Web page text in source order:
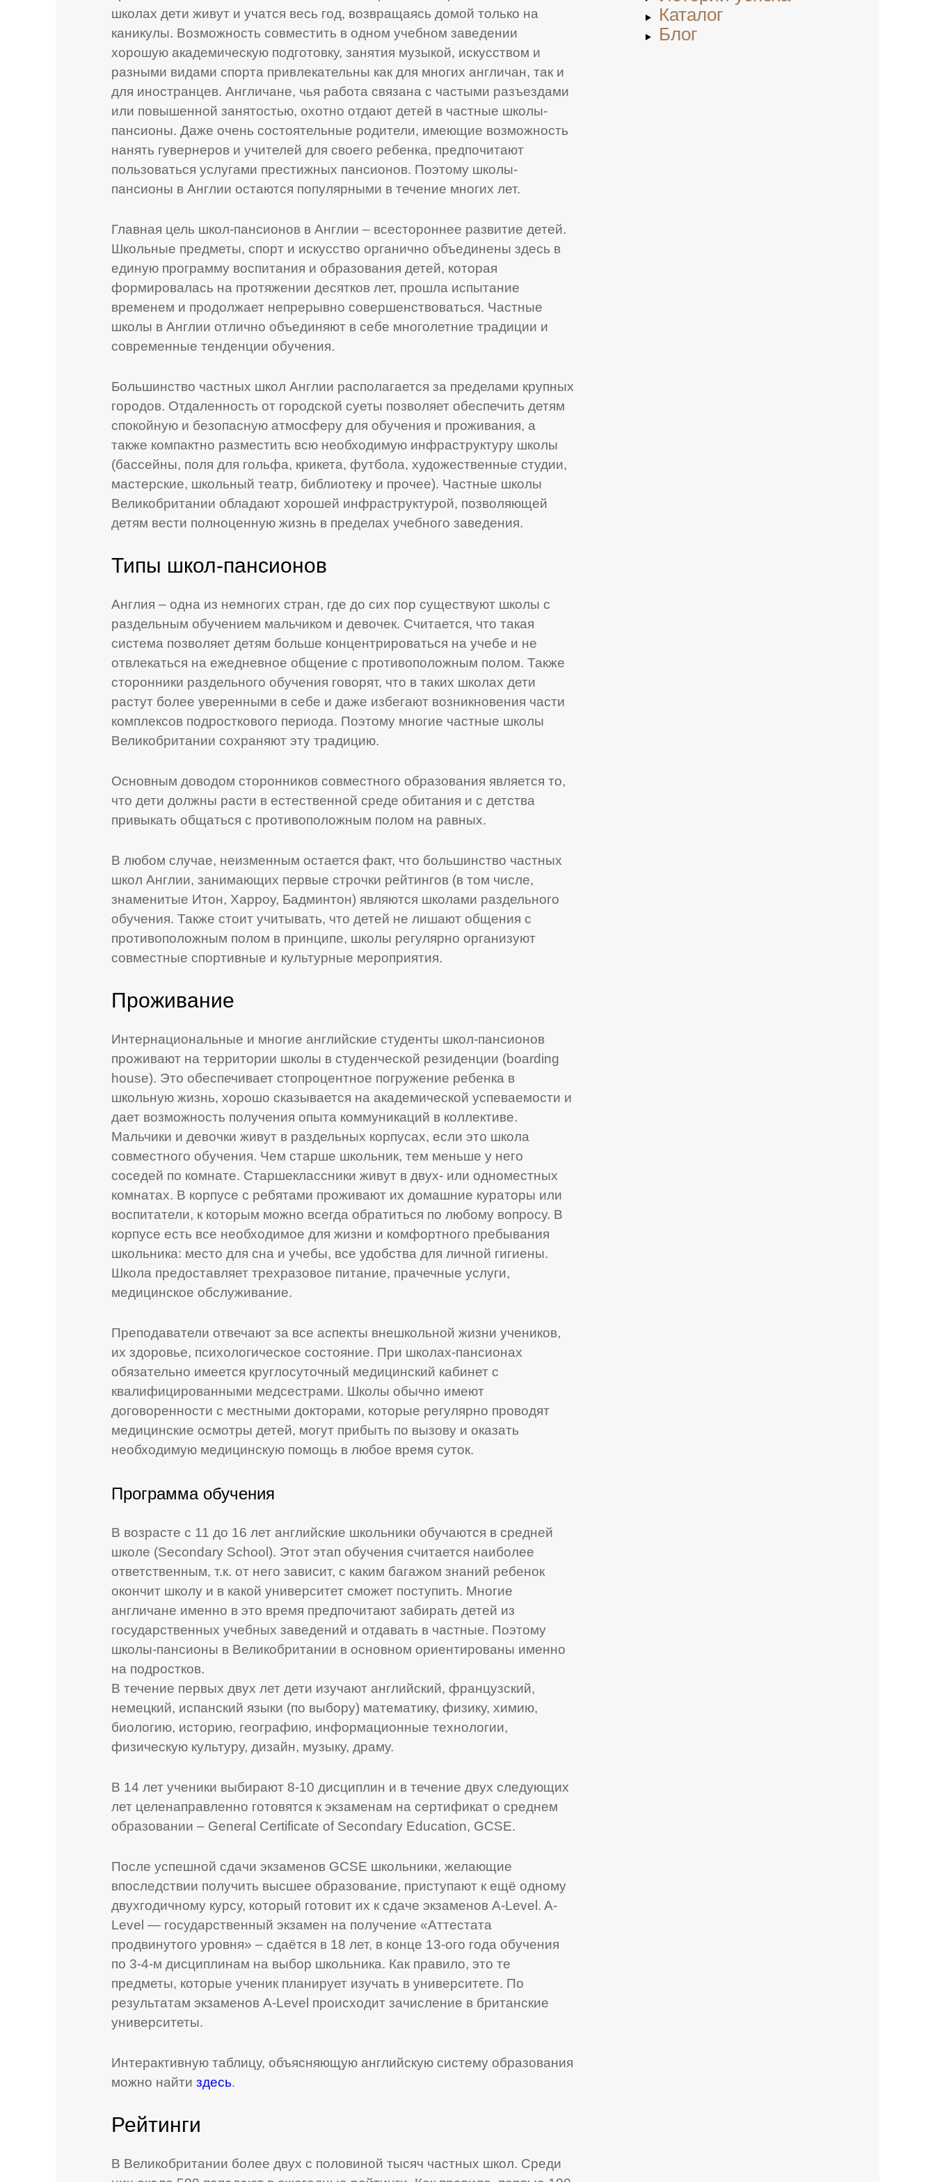
школах дети живут и учатся весь год, возвращаясь домой только на
каникулы. Возможность совместить в одном учебном заведении
хорошую академическую подготовку, занятия музыкой, искусством и
разными видами спорта привлекательны как для многих англичан, так и
для иностранцев. Англичане, чья работа связана с частыми разъездами
или повышенной занятостью, охотно отдают детей в частные школы-
пансионы. Даже очень состоятельные родители, имеющие возможность
нанять гувернеров и учителей для своего ребенка, предпочитают
пользоваться услугами престижных пансионов. Поэтому школы-
пансионы в Англии остаются популярными в течение многих лет.
Главная цель школ-пансионов в Англии – всестороннее развитие детей.
Школьные предметы, спорт и искусство органично объединены здесь в
единую программу воспитания и образования детей, которая
формировалась на протяжении десятков лет, прошла испытание
временем и продолжает непрерывно совершенствоваться. Частные
школы в Англии отлично объединяют в себе многолетние традиции и
современные тенденции обучения.
Большинство частных школ Англии располагается за пределами крупных
городов. Отдаленность от городской суеты позволяет обеспечить детям
спокойную и безопасную атмосферу для обучения и проживания, а
также компактно разместить всю необходимую инфраструктуру школы
(бассейны, поля для гольфа, крикета, футбола, художественные студии,
мастерские, школьный театр, библиотеку и прочее). Частные школы
Великобритании обладают хорошей инфраструктурой, позволяющей
детям вести полноценную жизнь в пределах учебного заведения.
Типы школ-пансионов
Англия – одна из немногих стран, где до сих пор существуют школы с
раздельным обучением мальчиком и девочек. Считается, что такая
система позволяет детям больше концентрироваться на учебе и не
отвлекаться на ежедневное общение с противоположным полом. Также
сторонники раздельного обучения говорят, что в таких школах дети
растут более уверенными в себе и даже избегают возникновения части
комплексов подросткового периода. Поэтому многие частные школы
Великобритании сохраняют эту традицию.
Основным доводом сторонников совместного образования является то,
что дети должны расти в естественной среде обитания и с детства
привыкать общаться с противоположным полом на равных.
В любом случае, неизменным остается факт, что большинство частных
школ Англии, занимающих первые строчки рейтингов (в том числе,
знаменитые Итон, Харроу, Бадминтон) являются школами раздельного
обучения. Также стоит учитывать, что детей не лишают общения с
противоположным полом в принципе, школы регулярно организуют
совместные спортивные и культурные мероприятия.
Проживание
Интернациональные и многие английские студенты школ-пансионов
проживают на территории школы в студенческой резиденции (boarding
house). Это обеспечивает стопроцентное погружение ребенка в
школьную жизнь, хорошо сказывается на академической успеваемости и
дает возможность получения опыта коммуникаций в коллективе.
Мальчики и девочки живут в раздельных корпусах, если это школа
совместного обучения. Чем старше школьник, тем меньше у него
соседей по комнате. Старшеклассники живут в двух- или одноместных
комнатах. В корпусе с ребятами проживают их домашние кураторы или
воспитатели, к которым можно всегда обратиться по любому вопросу. В
корпусе есть все необходимое для жизни и комфортного пребывания
школьника: место для сна и учебы, все удобства для личной гигиены.
Школа предоставляет трехразовое питание, прачечные услуги,
медицинское обслуживание.
Преподаватели отвечают за все аспекты внешкольной жизни учеников,
их здоровье, психологическое состояние. При школах-пансионах
обязательно имеется круглосуточный медицинский кабинет с
квалифицированными медсестрами. Школы обычно имеют
договоренности с местными докторами, которые регулярно проводят
медицинские осмотры детей, могут прибыть по вызову и оказать
необходимую медицинскую помощь в любое время суток.
Программа обучения
В возрасте с 11 до 16 лет английские школьники обучаются в средней
школе (Seсоndary School). Этот этап обучения считается наиболее
ответственным, т.к. от него зависит, с каким багажом знаний ребенок
окончит школу и в какой университет сможет поступить. Многие
англичане именно в это время предпочитают забирать детей из
государственных учебных заведений и отдавать в частные. Поэтому
школы-пансионы в Великобритании в основном ориентированы именно
на подростков.
В течение первых двух лет дети изучают английский, французский,
немецкий, испанский языки (по выбору) математику, физику, химию,
биологию, историю, географию, информационные технологии,
физическую культуру, дизайн, музыку, драму.
В 14 лет ученики выбирают 8-10 дисциплин и в течение двух следующих
лет целенаправленно готовятся к экзаменам на сертификат о среднем
образовании – General Certificate of Secondary Education, GCSE.
После успешной сдачи экзаменов GCSE школьники, желающие
впоследствии получить высшее образование, приступают к ещё одному
двухгодичному курсу, который готовит их к сдаче экзаменов A-Level. A-
Level — государственный экзамен на получение «Аттестата
продвинутого уровня» – сдаётся в 18 лет, в конце 13-ого года обучения
по 3-4-м дисциплинам на выбор школьника. Как правило, это те
предметы, которые ученик планирует изучать в университете. По
результатам экзаменов A-Level происходит зачисление в британские
университеты.
Интерактивную таблицу, объясняющую английскую систему образования
можно найти здесь.
Рейтинги
В Великобритании более двух с половиной тысяч частных школ. Среди
Каталог
Блог